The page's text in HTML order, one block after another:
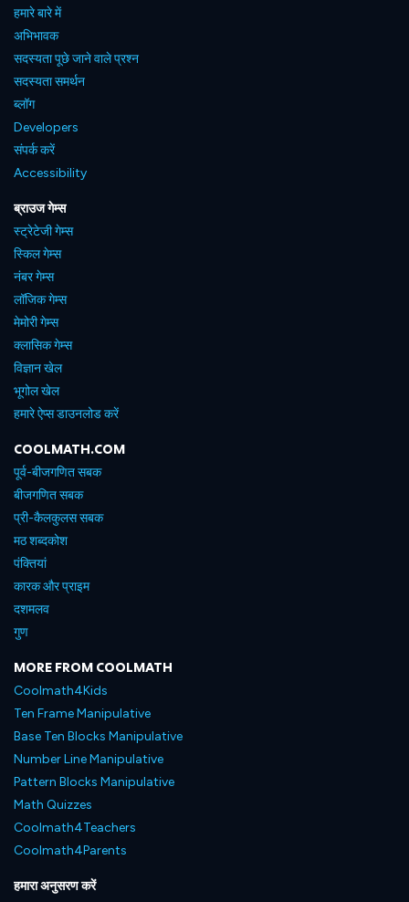
हमारे बारे में
अभिभावक
सदस्यता पूछे जाने वाले प्रश्न
सदस्यता समर्थन
ब्लॉग
Developers
संपर्क करें
Accessibility
ब्राउज गेम्स
स्ट्रेटेजी गेम्स
स्किल गेम्स
नंबर गेम्स
लॉजिक गेम्स
मेमोरी गेम्स
क्लासिक गेम्स
विज्ञान खेल
भूगोल खेल
हमारे ऐप्स डाउनलोड करें
COOLMATH.COM
पूर्व-बीजगणित सबक
बीजगणित सबक
प्री-कैलकुलस सबक
मठ शब्दकोश
पंक्तियां
कारक और प्राइम
दशमलव
गुण
MORE FROM COOLMATH
Coolmath4Kids
Ten Frame Manipulative
Base Ten Blocks Manipulative
Number Line Manipulative
Pattern Blocks Manipulative
Math Quizzes
Coolmath4Teachers
Coolmath4Parents
हमारा अनुसरण करें